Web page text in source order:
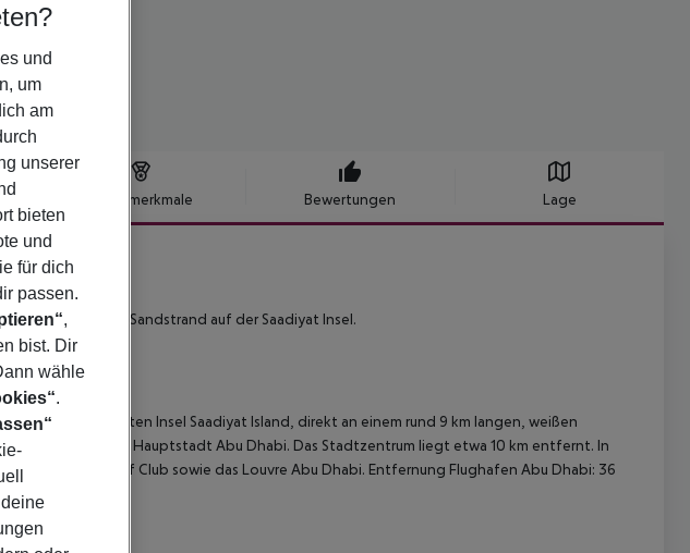
Hotelmerkmale Bewertungen Lage
unberührten Sandstrand auf der Saadiyat Insel.
der vorgelagerten Insel Saadiyat Island, direkt an einem rund 9 km langen, weißen
Nähe zur Hauptstadt Abu Dhabi. Das Stadtzentrum liegt etwa 10 km entfernt. In
Beach Golf Club sowie das Louvre Abu Dhabi. Entfernung Flughafen Abu Dhabi: 36
und
um
am
unserer
bieten
und
für dich
passen.
,
bist. Dir
wähle
.